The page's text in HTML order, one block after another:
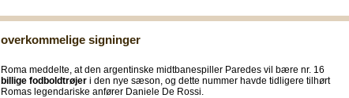
overkommelige signinger
Roma meddelte, at den argentinske midtbanespiller Paredes vil bære nr. 16
billige fodboldtrøjer i den nye sæson, og dette nummer havde tidligere tilhørt
Romas legendariske anfører Daniele De Rossi.